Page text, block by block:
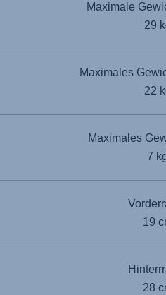
Maximale
29
Maximales
22
Maximales
7
19
28